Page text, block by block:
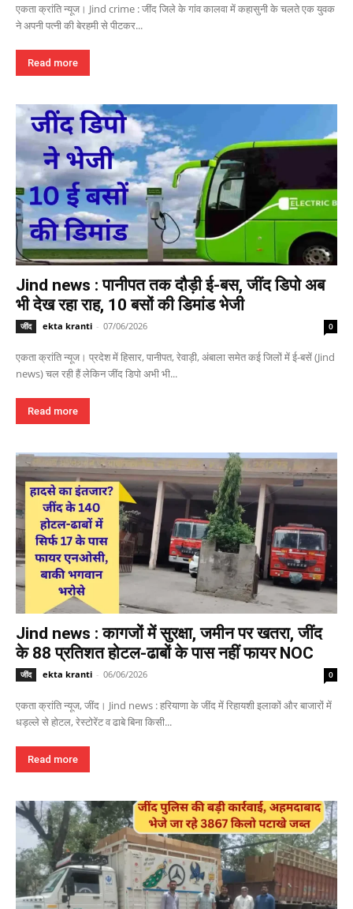
एकता क्रांति न्यूज। Jind crime : जींद जिले के गांव कालवा में कहासुनी के चलते एक युवक
ने अपनी पत्नी की बेरहमी से पीटकर...
Read more
Jind news : पानीपत तक दौड़ी ई-बस, जींद डिपो अब
भी देख रहा राह, 10 बसों की डिमांड भेजी
जींद ekta kranti - 07/06/2026 0
एकता क्रांति न्यूज। प्रदेश में हिसार, पानीपत, रेवाड़ी, अंबाला समेत कई जिलों में ई-बसें (Jind
news) चल रही हैं लेकिन जींद डिपो अभी भी...
Read more
Jind news : कागजों में सुरक्षा, जमीन पर खतरा, जींद
के 88 प्रतिशत होटल-ढाबों के पास नहीं फायर NOC
जींद ekta kranti - 06/06/2026 0
एकता क्रांति न्यूज, जींद। Jind news : हरियाणा के जींद में रिहायशी इलाकों और बाजारों में
धड़ल्ले से होटल, रेस्टोरेंट व ढाबे बिना किसी...
Read more